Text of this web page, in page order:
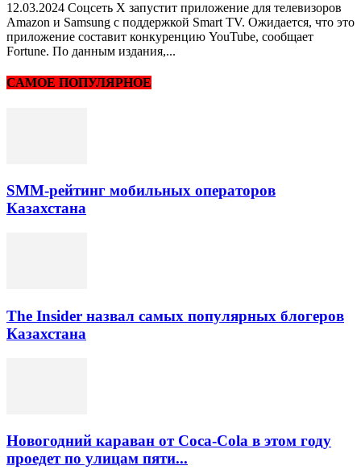
12.03.2024 Соцсеть X запустит приложение для телевизоров
Amazon и Samsung с поддержкой Smart TV. Ожидается, что это
приложение составит конкуренцию YouTube, сообщает
Fortune. По данным издания,...
САМОЕ ПОПУЛЯРНОЕ
SMM-рейтинг мобильных операторов
Казахстана
The Insider назвал самых популярных блогеров
Казахстана
Новогодний караван от Coca-Cola в этом году
проедет по улицам пяти...